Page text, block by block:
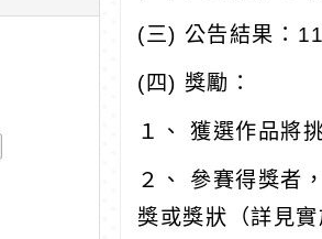
(三) 公告結果：
(四) 獎勵：
１、 獲選作品將
２、 參賽得獎者
獎或獎狀（詳見實